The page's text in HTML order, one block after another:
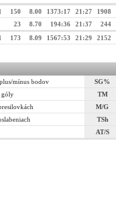
150 8.00 1373:17 21:27
1908
23 8.70 194:36 21:37
244
173 8.09 1567:53 21:29 2152
mínus bodov SG%
góly TM
M/G
TSh
AT/S